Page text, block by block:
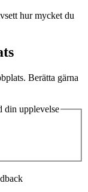
hur mycket du
Berätta gärna
din upplevelse